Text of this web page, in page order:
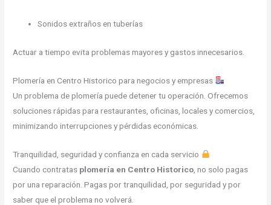
Sonidos extraños en tuberías
Actuar a tiempo evita problemas mayores y gastos innecesarios.
Plomería en Centro Historico para negocios y empresas
Un problema de plomería puede detener tu operación. Ofrecemos
soluciones rápidas para restaurantes, oficinas, locales y comercios,
minimizando interrupciones y pérdidas económicas.
Tranquilidad, seguridad y confianza en cada servicio
Cuando contratas plomería en Centro Historico , no solo pagas
por una reparación. Pagas por tranquilidad, por seguridad y por
saber que el problema no volverá.